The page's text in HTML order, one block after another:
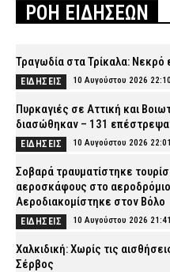
ΡΟΗ ΕΙΔΗΣΕΩΝ
Τραγωδία στα Τρίκαλα:
ΕΙΔΗΣΕΙΣ 10 Αυγούστου 2026 22:10
Πυρκαγιές σε Αττική και
διασώθηκαν – 131
ΕΙΔΗΣΕΙΣ 10 Αυγούστου 2026 22:01
Σοβαρά τραυματίστηκε
αεροσκάφους στο
Αεροδιακομίστηκε στον Βόλο
ΕΙΔΗΣΕΙΣ 10 Αυγούστου 2026 21:41
Χαλκιδική: Χωρίς τις
Σέρβος